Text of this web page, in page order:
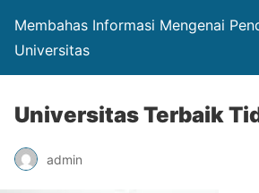
Membahas Informasi Mengenai
Universitas
Universitas Terbaik
admin